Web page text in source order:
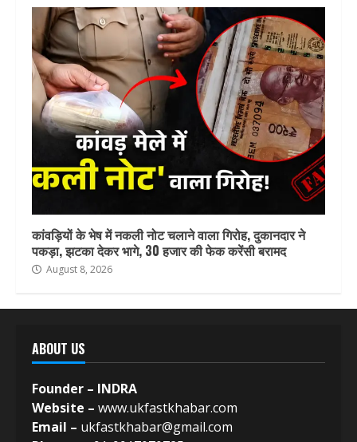
कांवड़ियों के भेष में नकली नोट चलाने वाला गिरोह, दुकानदार ने
पकड़ा, झटका देकर भागे, 30 हजार की फेक करेंसी बरामद
August 8, 2026
ABOUT US
Founder – INDRA
Website – www.ukfastkhabar.com
Email – ukfastkhabar@gmail.com